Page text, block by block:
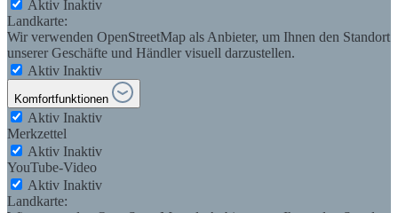
Aktiv Inaktiv
Landkarte:
Wir verwenden OpenStreetMap als Anbieter, um Ihnen den Standort
unserer Geschäfte und Händler visuell darzustellen.
Aktiv Inaktiv
Komfortfunktionen
Aktiv Inaktiv
Merkzettel
Aktiv Inaktiv
YouTube-Video
Aktiv Inaktiv
Landkarte: